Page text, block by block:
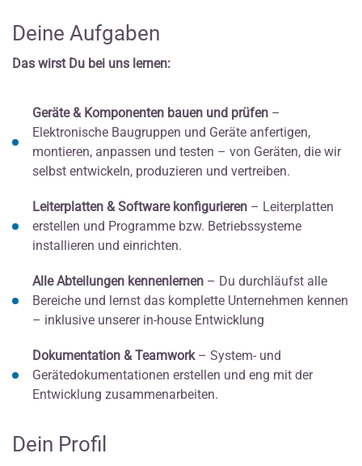
Deine Aufgaben
Das wirst Du bei uns lernen:
Geräte & Komponenten bauen und prüfen –
Elektronische Baugruppen und Geräte anfertigen,
montieren, anpassen und testen – von Geräten, die wir
selbst entwickeln, produzieren und vertreiben.
Leiterplatten & Software konfigurieren – Leiterplatten
erstellen und Programme bzw. Betriebssysteme
installieren und einrichten.
Alle Abteilungen kennenlernen – Du durchläufst alle
Bereiche und lernst das komplette Unternehmen kennen
– inklusive unserer in-house Entwicklung
Dokumentation & Teamwork– System- und
Gerätedokumentationen erstellen und eng mit der
Entwicklung zusammenarbeiten.
Dein Profil